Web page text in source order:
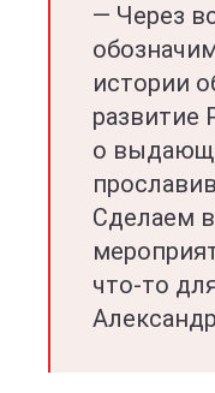
— Через
истории
развитие
о
Сделаем
что-то